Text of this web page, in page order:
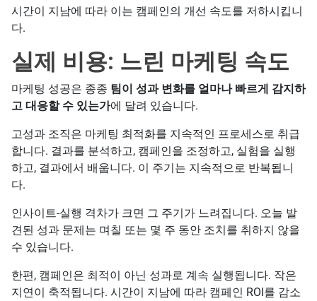
시간이 지남에 따라 이는 캠페인의 개선 속도를 저하시킵니
다.
실제 비용: 느린 마케팅 속도
마케팅 성공은 종종 팀이 성과 변화를 얼마나 빠르게 감지하
고 대응할 수 있는가에 달려 있습니다.
고성과 조직은 마케팅 최적화를 지속적인 프로세스로 취급
합니다. 결과를 분석하고, 캠페인을 조정하고, 실험을 실행
하고, 결과에서 배웁니다. 이 주기는 지속적으로 반복됩니
다.
인사이트-실행 격차가 크면 그 주기가 느려집니다. 오늘 발
견된 성과 문제는 며칠 또는 몇 주 동안 조치를 취하지 않을
수 있습니다.
한편, 캠페인은 최적이 아닌 성과로 계속 실행됩니다. 작은
지연이 축적됩니다. 시간이 지남에 따라 캠페인 ROI를 감소